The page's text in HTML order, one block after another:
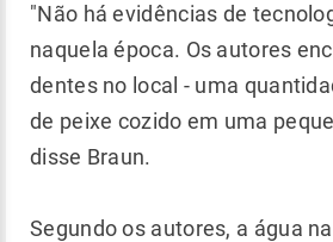
"Não há evidências de
naquela época. Os autores
dentes no local - uma
de peixe cozido em uma
disse Braun.
Segundo os autores, a água